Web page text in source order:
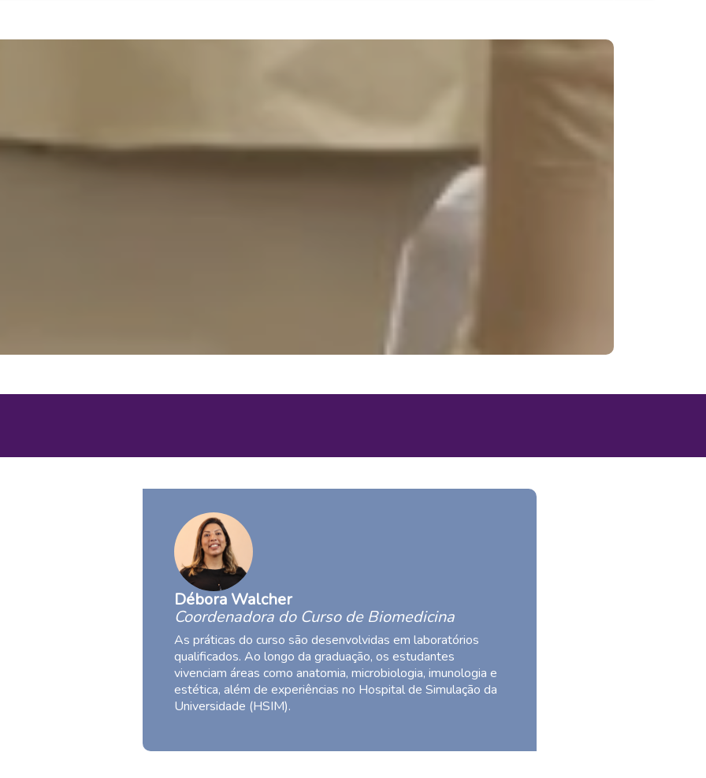
Débora Walcher
Coordenadora do Curso de Biomedicina
As práticas do curso são desenvolvidas em laboratórios
qualificados. Ao longo da graduação, os estudantes
vivenciam áreas como anatomia, microbiologia, imunologia e
estética, além de experiências no Hospital de Simulação da
Universidade (HSIM).